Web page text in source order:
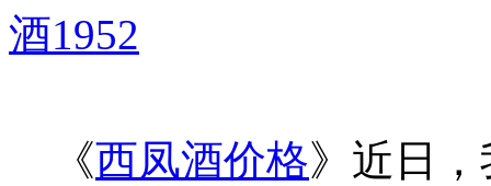
酒1952
《西凤酒价格》近日